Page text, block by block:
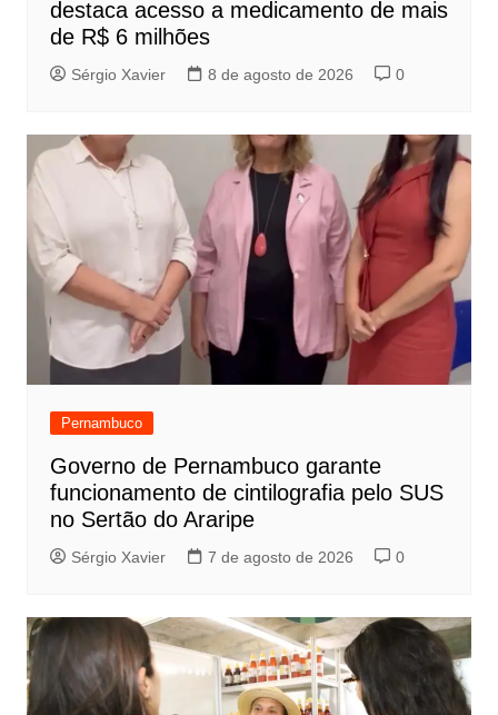
destaca acesso a medicamento de mais
de R$ 6 milhões
Sérgio Xavier 8 de agosto de 2026 0
Pernambuco
Governo de Pernambuco garante
funcionamento de cintilografia pelo SUS
no Sertão do Araripe
Sérgio Xavier 7 de agosto de 2026 0